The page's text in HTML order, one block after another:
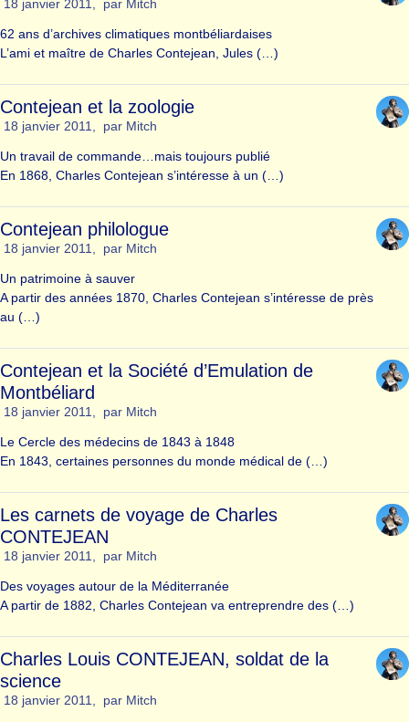
18 janvier 2011, par Mitch
62 ans d’archives climatiques montbéliardaises
L’ami et maître de Charles Contejean, Jules (…)
Contejean et la zoologie
18 janvier 2011, par Mitch
Un travail de commande…mais toujours publié
En 1868, Charles Contejean s’intéresse à un (…)
Contejean philologue
18 janvier 2011, par Mitch
Un patrimoine à sauver
A partir des années 1870, Charles Contejean s’intéresse de près
au (…)
Contejean et la Société d’Emulation de
Montbéliard
18 janvier 2011, par Mitch
Le Cercle des médecins de 1843 à 1848
En 1843, certaines personnes du monde médical de (…)
Les carnets de voyage de Charles
CONTEJEAN
18 janvier 2011, par Mitch
Des voyages autour de la Méditerranée
A partir de 1882, Charles Contejean va entreprendre des (…)
Charles Louis CONTEJEAN, soldat de la
science
18 janvier 2011, par Mitch